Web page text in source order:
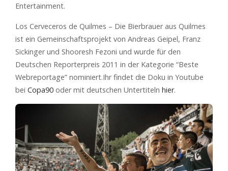
Entertainment.
Los Cerveceros de Quilmes – Die Bierbrauer aus Quilmes
ist ein Gemeinschaftsprojekt von Andreas Geipel, Franz
Sickinger und Shooresh Fezoni und wurde für den
Deutschen Reporterpreis 2011 in der Kategorie “Beste
Webreportage” nominiert.Ihr findet die Doku in Youtube
bei Copa90 oder mit deutschen Untertiteln hier.